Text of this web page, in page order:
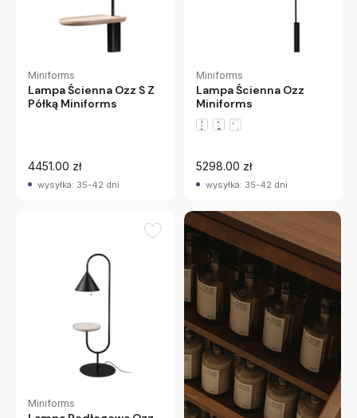
Miniforms
Lampa Ścienna Ozz S Z
Półką Miniforms
4451.00 zł
wysyłka: 35-42 dni
Miniforms
Lampa Ścienna Ozz
Miniforms
5298.00 zł
wysyłka: 35-42 dni
Miniforms